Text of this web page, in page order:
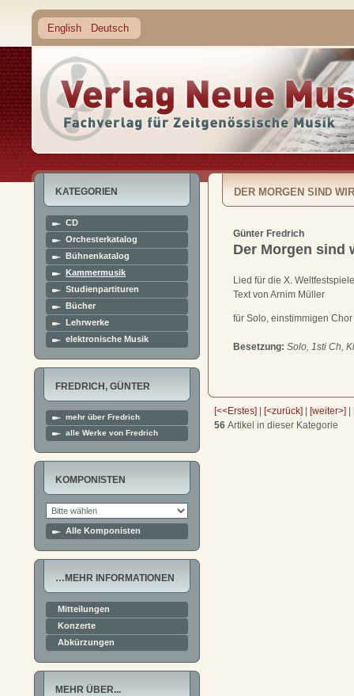
English Deutsch
KATEGORIEN
CD
Orchesterkatalog
Bühnenkatalog
Kammermusik
Studienpartituren
Bücher
Lehrwerke
elektronische Musik
FREDRICH, GÜNTER
mehr über Fredrich
alle Werke von Fredrich
KOMPONISTEN
Alle Komponisten
…MEHR INFORMATIONEN
Mitteilungen
Konzerte
Abkürzungen
MEHR ÜBER...
DER MORGEN SIND WIR
Günter Fredrich
Der Morgen sind
Lied für die X. Weltfestspiele
Text von Arnim Müller
für Solo, einstimmigen
Besetzung: Solo, 1sti Ch,
[<<Erstes] [<zurück] [weiter>]
56 Artikel in dieser Kategorie